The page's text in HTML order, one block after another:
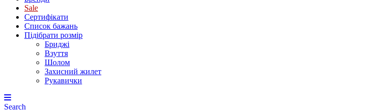
Sale
Сертифікати
Список бажань
Підібрати розмір
Бриджі
Взуття
Шолом
Захисний жилет
Рукавички
Search